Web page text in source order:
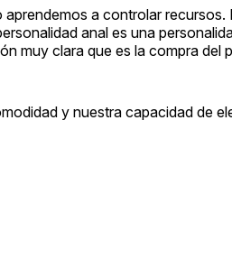
a controlar
anal es una
muy clara que es la compra del
y nuestra capacidad de